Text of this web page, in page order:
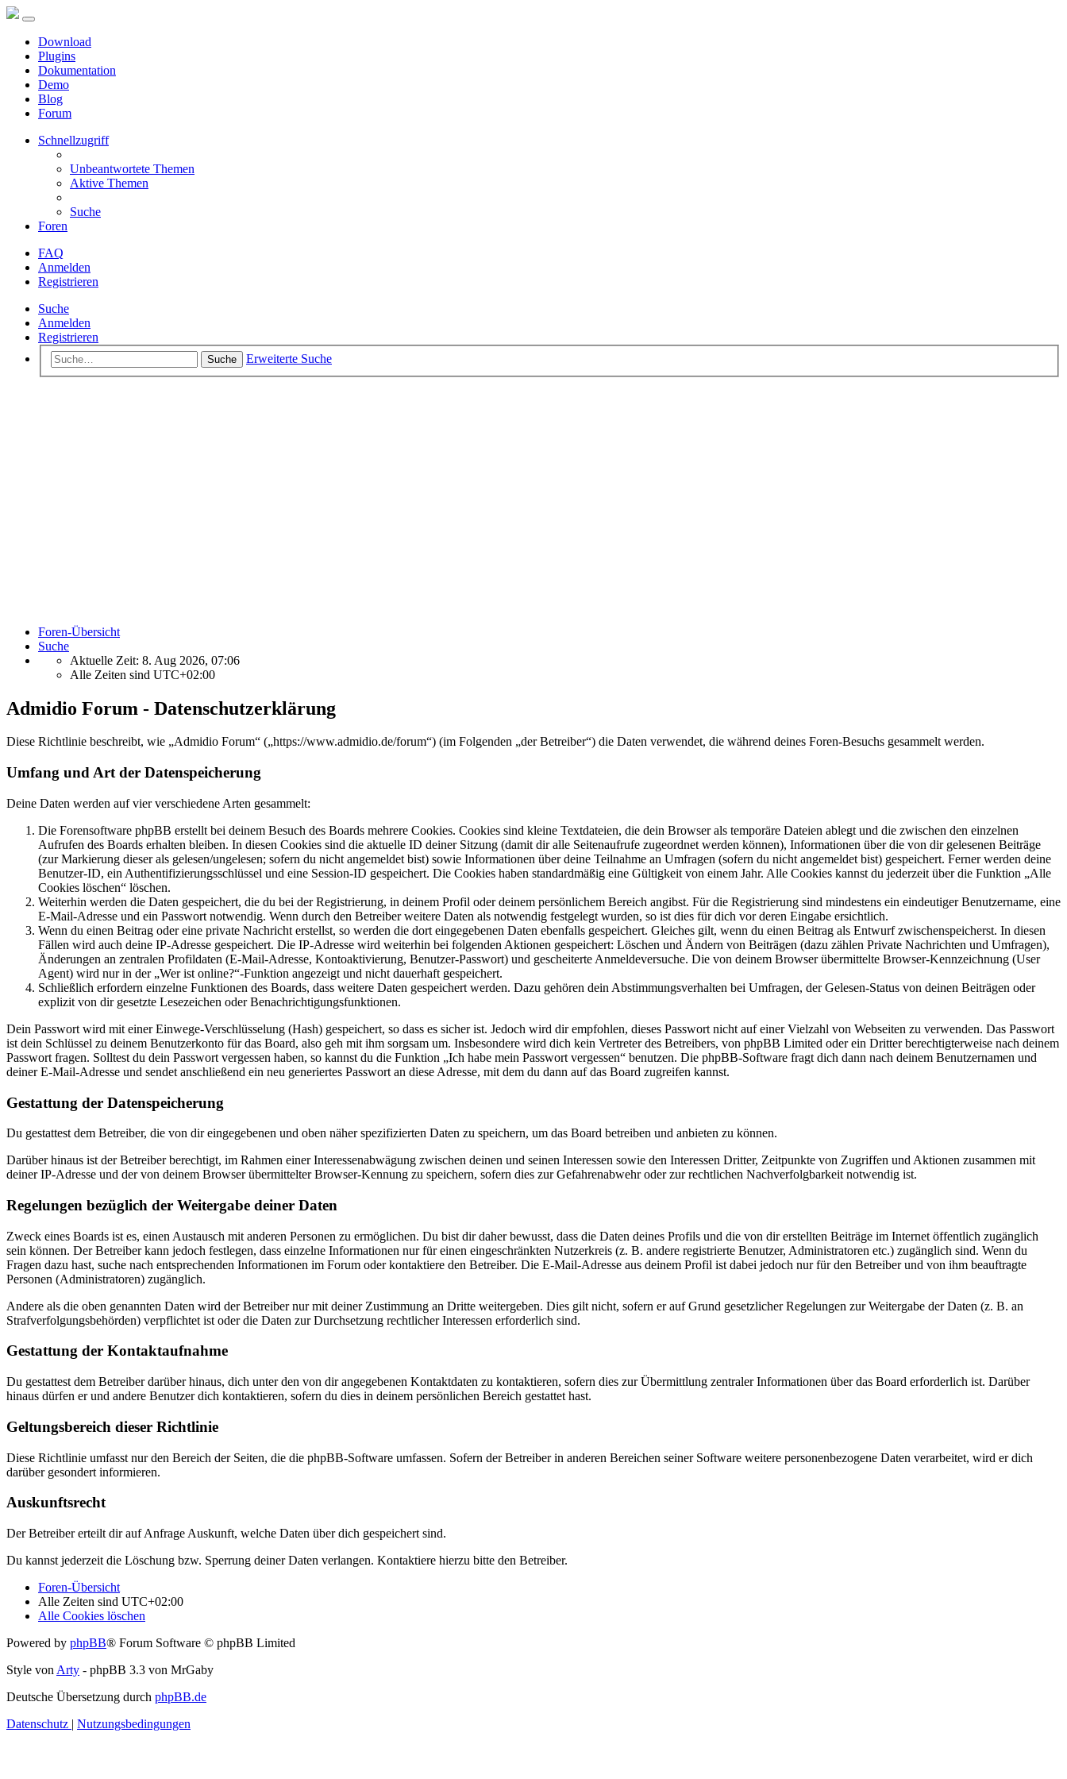
Download
Plugins
Dokumentation
Demo
Blog
Forum
Schnellzugriff
Unbeantwortete Themen
Aktive Themen
Suche
Foren
FAQ
Anmelden
Registrieren
Suche
Anmelden
Registrieren
Suche Erweiterte Suche
Foren-Übersicht
Suche
Aktuelle Zeit: 8. Aug 2026, 07:06
Alle Zeiten sind UTC+02:00
Admidio Forum - Datenschutzerklärung
Diese Richtlinie beschreibt, wie „Admidio Forum“ („https://www.admidio.de/forum“) (im Folgenden „der Betreiber“) die Daten verwendet, die während deines Foren-Besuchs gesammelt werden.
Umfang und Art der Datenspeicherung
Deine Daten werden auf vier verschiedene Arten gesammelt:
Die Forensoftware phpBB erstellt bei deinem Besuch des Boards mehrere Cookies. Cookies sind kleine Textdateien, die dein Browser als temporäre Dateien ablegt und die zwischen den einzelnen
Aufrufen des Boards erhalten bleiben. In diesen Cookies sind die aktuelle ID deiner Sitzung (damit dir alle Seitenaufrufe zugeordnet werden können), Informationen über die von dir gelesenen Beiträge
(zur Markierung dieser als gelesen/ungelesen; sofern du nicht angemeldet bist) sowie Informationen über deine Teilnahme an Umfragen (sofern du nicht angemeldet bist) gespeichert. Ferner werden deine
Benutzer-ID, ein Authentifizierungsschlüssel und eine Session-ID gespeichert. Die Cookies haben standardmäßig eine Gültigkeit von einem Jahr. Alle Cookies kannst du jederzeit über die Funktion „Alle
Cookies löschen“ löschen.
Weiterhin werden die Daten gespeichert, die du bei der Registrierung, in deinem Profil oder deinem persönlichem Bereich angibst. Für die Registrierung sind mindestens ein eindeutiger Benutzername, eine
E-Mail-Adresse und ein Passwort notwendig. Wenn durch den Betreiber weitere Daten als notwendig festgelegt wurden, so ist dies für dich vor deren Eingabe ersichtlich.
Wenn du einen Beitrag oder eine private Nachricht erstellst, so werden die dort eingegebenen Daten ebenfalls gespeichert. Gleiches gilt, wenn du einen Beitrag als Entwurf zwischenspeicherst. In diesen
Fällen wird auch deine IP-Adresse gespeichert. Die IP-Adresse wird weiterhin bei folgenden Aktionen gespeichert: Löschen und Ändern von Beiträgen (dazu zählen Private Nachrichten und Umfragen),
Änderungen an zentralen Profildaten (E-Mail-Adresse, Kontoaktivierung, Benutzer-Passwort) und gescheiterte Anmeldeversuche. Die von deinem Browser übermittelte Browser-Kennzeichnung (User
Agent) wird nur in der „Wer ist online?“-Funktion angezeigt und nicht dauerhaft gespeichert.
Schließlich erfordern einzelne Funktionen des Boards, dass weitere Daten gespeichert werden. Dazu gehören dein Abstimmungsverhalten bei Umfragen, der Gelesen-Status von deinen Beiträgen oder
explizit von dir gesetzte Lesezeichen oder Benachrichtigungsfunktionen.
Dein Passwort wird mit einer Einwege-Verschlüsselung (Hash) gespeichert, so dass es sicher ist. Jedoch wird dir empfohlen, dieses Passwort nicht auf einer Vielzahl von Webseiten zu verwenden. Das Passwort
ist dein Schlüssel zu deinem Benutzerkonto für das Board, also geh mit ihm sorgsam um. Insbesondere wird dich kein Vertreter des Betreibers, von phpBB Limited oder ein Dritter berechtigterweise nach deinem
Passwort fragen. Solltest du dein Passwort vergessen haben, so kannst du die Funktion „Ich habe mein Passwort vergessen“ benutzen. Die phpBB-Software fragt dich dann nach deinem Benutzernamen und
deiner E-Mail-Adresse und sendet anschließend ein neu generiertes Passwort an diese Adresse, mit dem du dann auf das Board zugreifen kannst.
Gestattung der Datenspeicherung
Du gestattest dem Betreiber, die von dir eingegebenen und oben näher spezifizierten Daten zu speichern, um das Board betreiben und anbieten zu können.
Darüber hinaus ist der Betreiber berechtigt, im Rahmen einer Interessenabwägung zwischen deinen und seinen Interessen sowie den Interessen Dritter, Zeitpunkte von Zugriffen und Aktionen zusammen mit
deiner IP-Adresse und der von deinem Browser übermittelter Browser-Kennung zu speichern, sofern dies zur Gefahrenabwehr oder zur rechtlichen Nachverfolgbarkeit notwendig ist.
Regelungen bezüglich der Weitergabe deiner Daten
Zweck eines Boards ist es, einen Austausch mit anderen Personen zu ermöglichen. Du bist dir daher bewusst, dass die Daten deines Profils und die von dir erstellten Beiträge im Internet öffentlich zugänglich
sein können. Der Betreiber kann jedoch festlegen, dass einzelne Informationen nur für einen eingeschränkten Nutzerkreis (z. B. andere registrierte Benutzer, Administratoren etc.) zugänglich sind. Wenn du
Fragen dazu hast, suche nach entsprechenden Informationen im Forum oder kontaktiere den Betreiber. Die E-Mail-Adresse aus deinem Profil ist dabei jedoch nur für den Betreiber und von ihm beauftragte
Personen (Administratoren) zugänglich.
Andere als die oben genannten Daten wird der Betreiber nur mit deiner Zustimmung an Dritte weitergeben. Dies gilt nicht, sofern er auf Grund gesetzlicher Regelungen zur Weitergabe der Daten (z. B. an
Strafverfolgungsbehörden) verpflichtet ist oder die Daten zur Durchsetzung rechtlicher Interessen erforderlich sind.
Gestattung der Kontaktaufnahme
Du gestattest dem Betreiber darüber hinaus, dich unter den von dir angegebenen Kontaktdaten zu kontaktieren, sofern dies zur Übermittlung zentraler Informationen über das Board erforderlich ist. Darüber
hinaus dürfen er und andere Benutzer dich kontaktieren, sofern du dies in deinem persönlichen Bereich gestattet hast.
Geltungsbereich dieser Richtlinie
Diese Richtlinie umfasst nur den Bereich der Seiten, die die phpBB-Software umfassen. Sofern der Betreiber in anderen Bereichen seiner Software weitere personenbezogene Daten verarbeitet, wird er dich
darüber gesondert informieren.
Auskunftsrecht
Der Betreiber erteilt dir auf Anfrage Auskunft, welche Daten über dich gespeichert sind.
Du kannst jederzeit die Löschung bzw. Sperrung deiner Daten verlangen. Kontaktiere hierzu bitte den Betreiber.
Foren-Übersicht
Alle Zeiten sind UTC+02:00
Alle Cookies löschen
Powered by phpBB® Forum Software © phpBB Limited
Style von Arty - phpBB 3.3 von MrGaby
Deutsche Übersetzung durch phpBB.de
Datenschutz | Nutzungsbedingungen